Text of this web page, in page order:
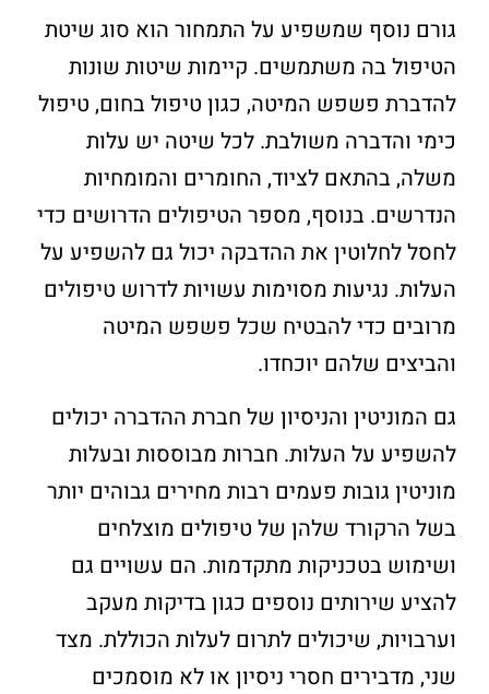
גורם נוסף שמשפיע על התמחור הוא סוג שיטת
הטיפול בה משתמשים. קיימות שיטות שונות
להדברת פשפש המיטה, כגון טיפול בחום, טיפול
כימי והדברה משולבת. לכל שיטה יש עלות
משלה, בהתאם לציוד, החומרים והמומחיות
הנדרשים. בנוסף, מספר הטיפולים הדרושים כדי
לחסל לחלוטין את ההדבקה יכול גם להשפיע על
העלות. נגיעות מסוימות עשויות לדרוש טיפולים
מרובים כדי להבטיח שכל פשפש המיטה
והביצים שלהם יוכחדו.
גם המוניטין והניסיון של חברת ההדברה יכולים
להשפיע על העלות. חברות מבוססות ובעלות
מוניטין גובות פעמים רבות מחירים גבוהים יותר
בשל הרקורד שלהן של טיפולים מוצלחים
ושימוש בטכניקות מתקדמות. הם עשויים גם
להציע שירותים נוספים כגון בדיקות מעקב
וערבויות, שיכולים לתרום לעלות הכוללת. מצד
שני, מדבירים חסרי ניסיון או לא מוסמכים